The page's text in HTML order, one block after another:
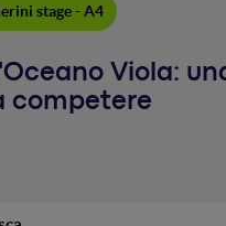
stage - A4
Viola:
competere
di possedere o dirigere un